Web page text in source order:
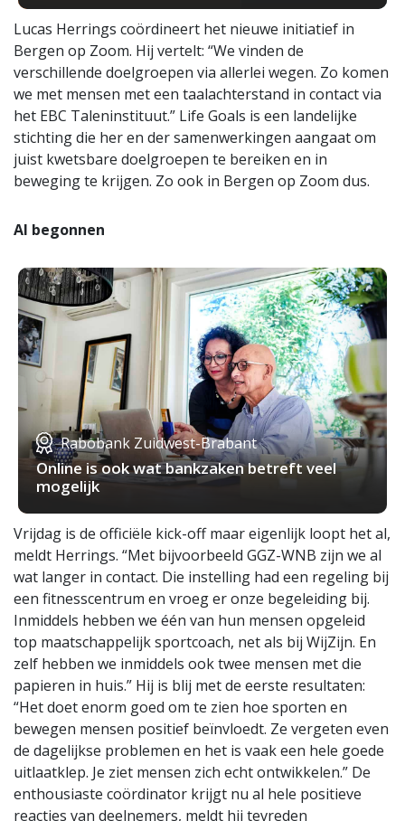
Lucas Herrings coördineert het nieuwe initiatief in
Bergen op Zoom. Hij vertelt: “We vinden de
verschillende doelgroepen via allerlei wegen. Zo komen
we met mensen met een taalachterstand in contact via
het EBC Taleninstituut.” Life Goals is een landelijke
stichting die her en der samenwerkingen aangaat om
juist kwetsbare doelgroepen te bereiken en in
beweging te krijgen. Zo ook in Bergen op Zoom dus.
Al begonnen
Rabobank Zuidwest-Brabant
Online is ook wat bankzaken betreft veel
mogelijk
Vrijdag is de officiële kick-off maar eigenlijk loopt het al,
meldt Herrings. “Met bijvoorbeeld GGZ-WNB zijn we al
wat langer in contact. Die instelling had een regeling bij
een fitnesscentrum en vroeg er onze begeleiding bij.
Inmiddels hebben we één van hun mensen opgeleid
top maatschappelijk sportcoach, net als bij WijZijn. En
zelf hebben we inmiddels ook twee mensen met die
papieren in huis.” Hij is blij met de eerste resultaten:
“Het doet enorm goed om te zien hoe sporten en
bewegen mensen positief beïnvloedt. Ze vergeten even
de dagelijkse problemen en het is vaak een hele goede
uitlaatklep. Je ziet mensen zich echt ontwikkelen.” De
enthousiaste coördinator krijgt nu al hele positieve
reacties van deelnemers, meldt hij tevreden